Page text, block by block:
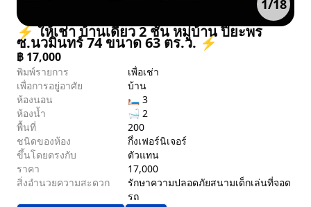
1/18
⚡ ให้เช่า บ้านเดี่ยว 2 ชั้น หมู่บ้าน ปิยะพร
ซ.นวมินทร์ 74 ขนาด 63 ตร.ว. ⚡
฿ 17,000
พิมพ์รายการ
เพื่อเช่า
เพื่อการอยู่อาศัย
บ้าน
ห้องนอน
🛏 3
ห้องน้ำ
🛁 2
พื้นที่
200
ชนิดของห้อง
กึ่งเฟอร์นิเจอร์
ขึ้นโดยตรงกับ
ตัวแทน
ราคา
17,000
สิ่งอำนวยความสะดวก
รักษาความปลอดภัยสนามเด็กเล่นที่จอด
รถ